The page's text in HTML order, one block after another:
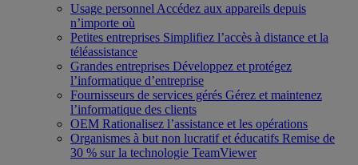
Usage personnel Accédez aux appareils depuis
n’importe où
Petites entreprises Simplifiez l’accès à distance et la
téléassistance
Grandes entreprises Développez et protégez
l’informatique d’entreprise
Fournisseurs de services gérés Gérez et maintenez
l’informatique des clients
OEM Rationalisez l’assistance et les opérations
Organismes à but non lucratif et éducatifs Remise de
30 % sur la technologie TeamViewer